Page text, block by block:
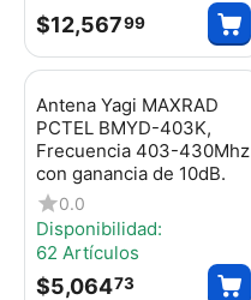
$12,56799
Antena Yagi MAXRAD
PCTEL BMYD-403K,
Frecuencia 403-430Mhz
con ganancia de 10dB.
0.0
Disponibilidad:
62 Artículos
$5,06473